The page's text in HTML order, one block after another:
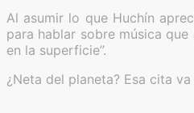
Al asumir lo que Huchín
para hablar sobre música
en la superficie”.
¿Neta del planeta? Esa cita